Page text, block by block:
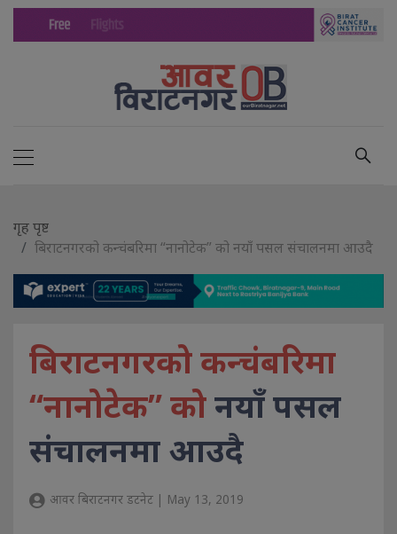
गृह पृष्ट
बिराटनगरको कन्चंबरिमा “नानोटेक” को नयाँ पसल संचालनमा आउदै
बिराटनगरको कन्चंबरिमा
“नानोटेक” कोनयाँ पसल
संचालनमा आउदै
आवर बिराटनगर डटनेट | May 13, 2019